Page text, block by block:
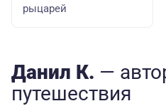
рыцарей
Данил К. —
путешествия